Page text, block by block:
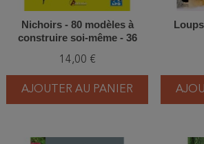
Nichoirs - 80 modèles à
construire soi-même - 36
14,00 €
AJOUTER AU PANIER